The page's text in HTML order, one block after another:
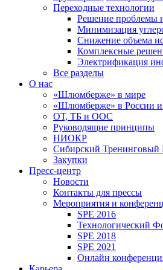
Переходные технологии
Решение проблемы
Минимизация
Снижение объема
Комплексные
Электрификация
Все разделы
О нас
«Шлюмберже» в мире
«Шлюмберже» в России и
ОТ, ТБ и ООС
Руководящие принципы
НИОКР
Сибирский Тренинговый
Закупки
Пресс-центр
Новости
Контакты для прессы
Мероприятия и
SPE 2016
Технологический
SPE 2018
SPE 2021
Онлайн